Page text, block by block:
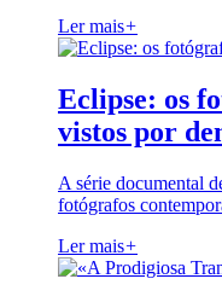
Ler mais+
Eclipse: os
vistos por
A série documental
fotógrafos
Ler mais+